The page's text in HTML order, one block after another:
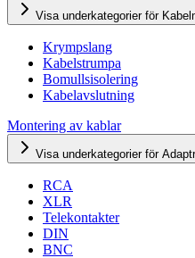
Visa underkategorier för
Krympslang
Kabelstrumpa
Bomullsisolering
Kabelavslutning
Montering av kablar
Visa underkategorier för
RCA
XLR
Telekontakter
DIN
BNC